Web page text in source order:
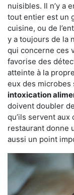
nuisibles. Il n’y a
tout entier est un
cuisine, ou de
y a toujours de la
qui concerne ces
favorise des
atteinte à la
eux des microbes
intoxication
doivent doubler
qu’ils servent aux
restaurant donne
aussi un point